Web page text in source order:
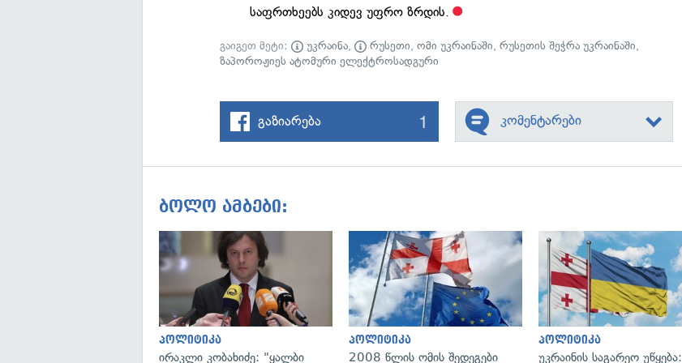
საფრთხეებს კიდევ უფრო ზრდის.
გაიგეთ მეტი: უკრაინა, რუსეთი,ომი უკრაინაში,რუსეთის შეჭრა უკრაინაში,
ზაპოროჟიეს ატომური ელექტროსადგური
გაზიარება 1 კომენტარები
ბოლო ამბები:
გადახედვა
პოლიტიკა
ირაკლი კობახიძე: "ყალბი
გადახედვა
პოლიტიკა
2008 წლის ომის შედეგები
პოლიტიკა
უკრაინის საგარეო უწყება: